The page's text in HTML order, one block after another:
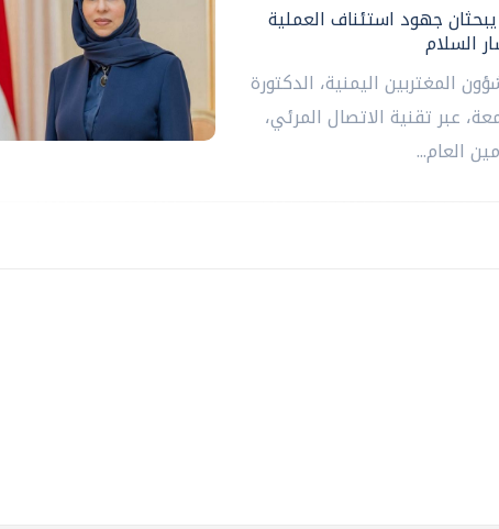
جهود استئناف العملية
السلام
المغتربين اليمنية، الدكتورة
عبر تقنية الاتصال المرئي،
العام...